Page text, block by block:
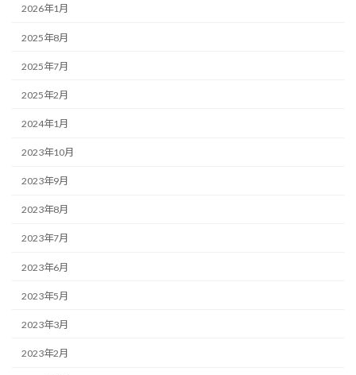
2026年1月
2025年8月
2025年7月
2025年2月
2024年1月
2023年10月
2023年9月
2023年8月
2023年7月
2023年6月
2023年5月
2023年3月
2023年2月